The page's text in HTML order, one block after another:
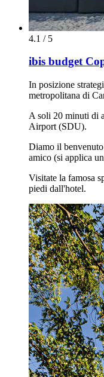
4.1 / 5
ibis budget
In posizione
metropolitana di
A soli 20 minuti di
Airport (SDU).
Diamo il
amico (si applica
Visitate la famosa
piedi dall'hotel.